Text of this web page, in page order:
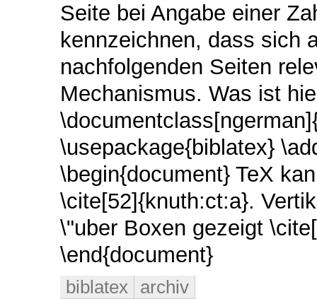
Seite bei Angabe einer
kennzeichnen, dass sich
nachfolgenden Seiten
Mechanismus. Was ist
\usepackage{biblatex}
\begin{document} TeX
\cite[52]{knuth:ct:a}.
\"uber Boxen gezeigt
\end{document}
biblatex archiv